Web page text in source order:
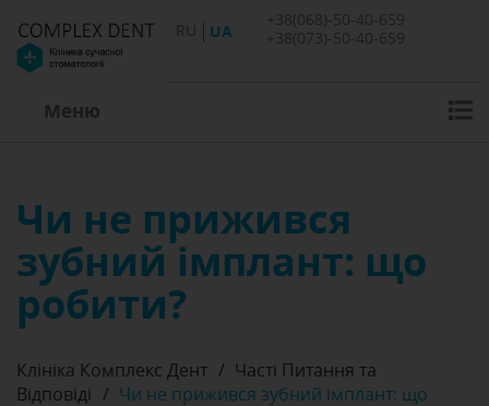
RU UA
+38(068)-50-40-659
+38(073)-50-40-659
Меню
Чи не прижився
зубний імплант: що
робити?
Клініка Комплекс Дент / Часті Питання та
Відповіді / Чи не прижився зубний імплант: що